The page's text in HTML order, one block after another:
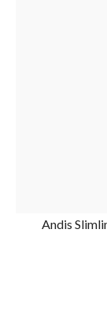
Andis